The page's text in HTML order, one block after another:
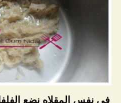
في نفس المقلاه نضع